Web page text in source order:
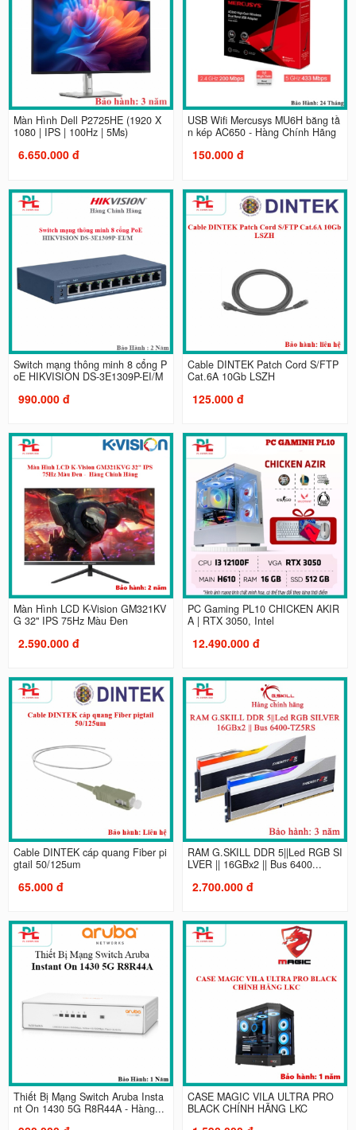
Màn Hình Dell P2725HE (1920 X
1080 | IPS | 100Hz | 5Ms)
6.650.000 đ
USB Wifi Mercusys MU6H băng tầ
n kép AC650 - Hàng Chính Hãng
150.000 đ
Switch mạng thông minh 8 cổng P
oE HIKVISION DS-3E1309P-EI/M
990.000 đ
Cable DINTEK Patch Cord S/FTP
Cat.6A 10Gb LSZH
125.000 đ
Màn Hình LCD K-Vision GM321KV
G 32" IPS 75Hz Màu Đen
2.590.000 đ
PC Gaming PL10 CHICKEN AKIR
A | RTX 3050, Intel
12.490.000 đ
Cable DINTEK cáp quang Fiber pi
gtail 50/125um
65.000 đ
RAM G.SKILL DDR 5||Led RGB SI
LVER || 16GBx2 || Bus 6400...
2.700.000 đ
Thiết Bị Mạng Switch Aruba Insta
nt On 1430 5G R8R44A - Hàng...
CASE MAGIC VILA ULTRA PRO
BLACK CHÍNH HÃNG LKC